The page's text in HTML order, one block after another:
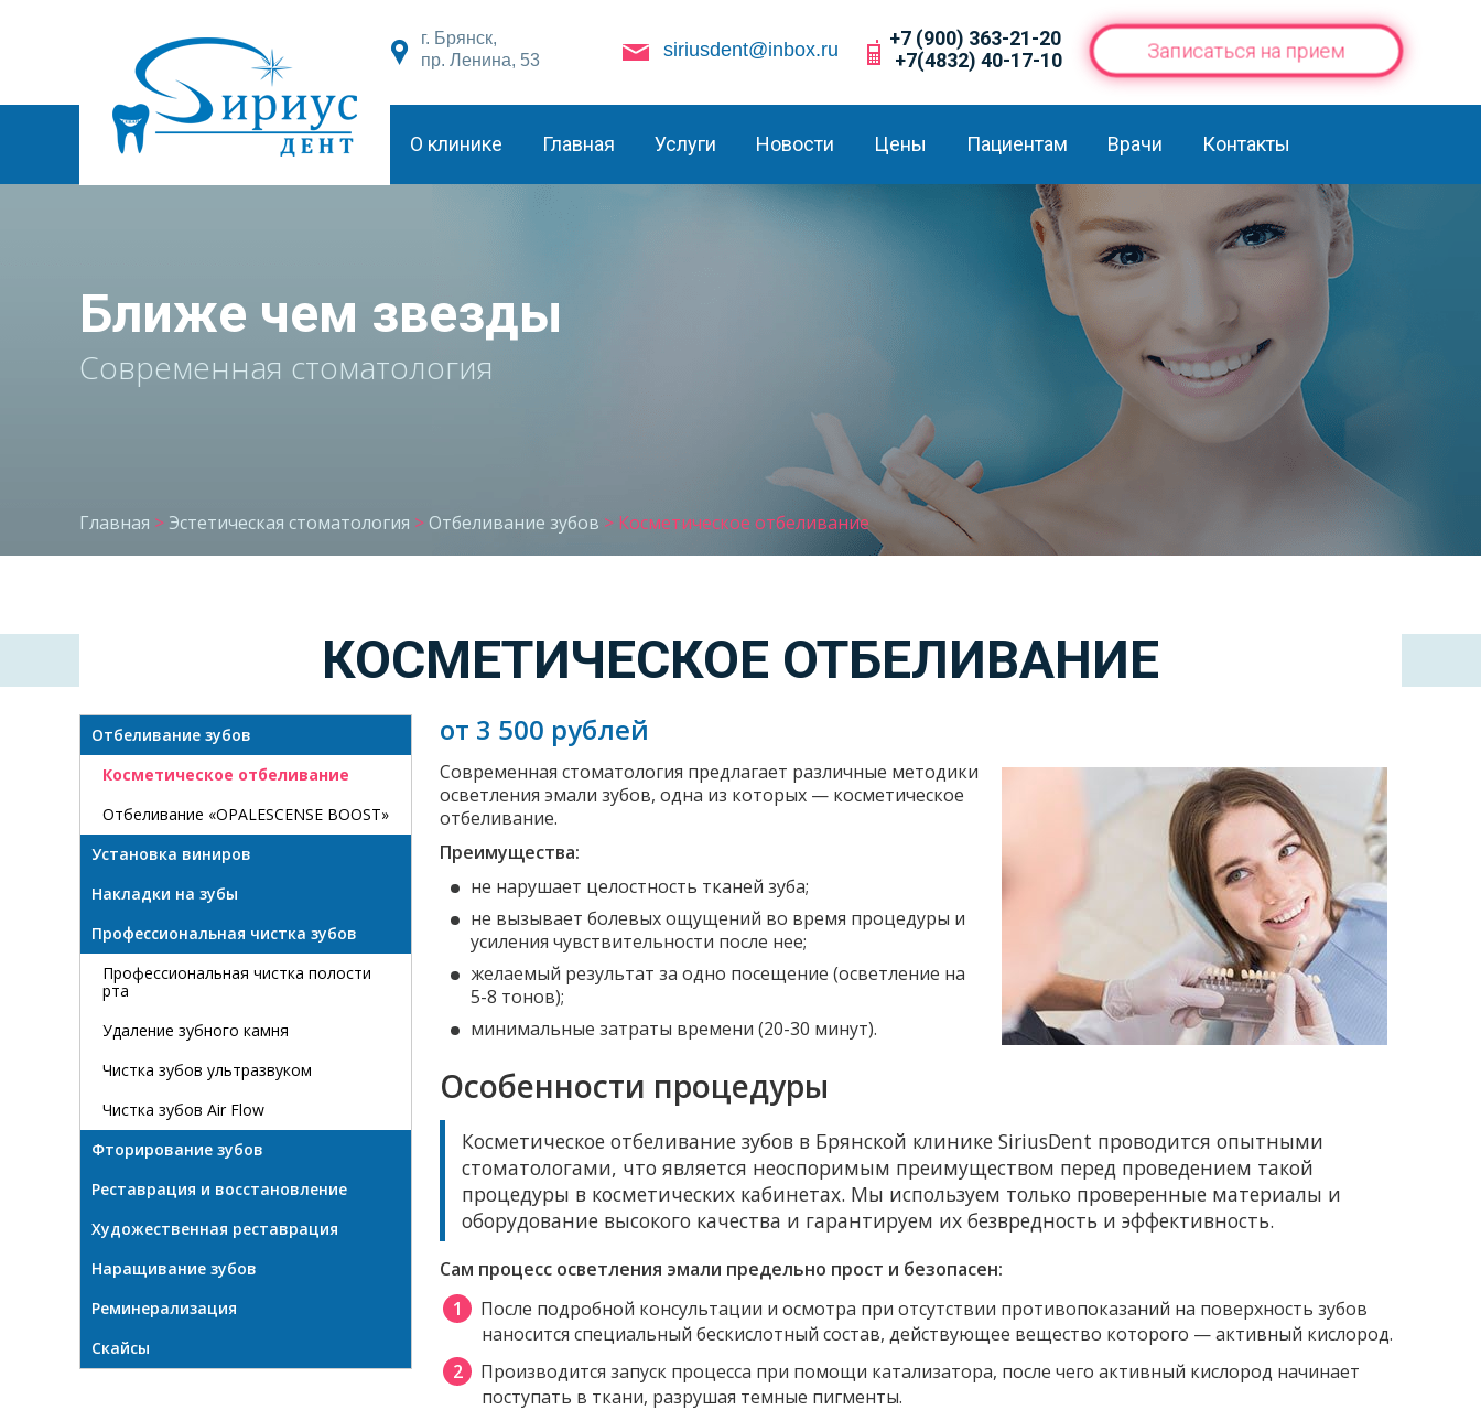
г. Брянск,
пр. Ленина, 53
siriusdent@inbox.ru
+7 (900) 363-21-20
+7(4832) 40-17-10
Записаться на прием
О клинике Главная Услуги Новости Цены Пациентам Врачи Контакты
Ближе чем звезды
Современная стоматология
Главная > Эстетическая стоматология > Отбеливание зубов > Косметическое отбеливание
КОСМЕТИЧЕСКОЕ ОТБЕЛИВАНИЕ
Отбеливание зубов
Косметическое отбеливание
Отбеливание «OPALESCENSE BOOST»
Установка виниров
Накладки на зубы
Профессиональная чистка зубов
Профессиональная чистка полости
рта
Удаление зубного камня
Чистка зубов ультразвуком
Чистка зубов Air Flow
Фторирование зубов
Реставрация и восстановление
Художественная реставрация
Наращивание зубов
Реминерализация
Скайсы
от 3 500 рублей
Современная стоматология предлагает различные методики
осветления эмали зубов, одна из которых — косметическое
отбеливание.
Преимущества:
не нарушает целостность тканей зуба;
не вызывает болевых ощущений во время процедуры и
усиления чувствительности после нее;
желаемый результат за одно посещение (осветление на
5-8 тонов);
минимальные затраты времени (20-30 минут).
Особенности процедуры
Косметическое отбеливание зубов в Брянской клинике SiriusDent проводится опытными
стоматологами, что является неоспоримым преимуществом перед проведением такой
процедуры в косметических кабинетах. Мы используем только проверенные материалы и
оборудование высокого качества и гарантируем их безвредность и эффективность.
Сам процесс осветления эмали предельно прост и безопасен:
После подробной консультации и осмотра при отсутствии противопоказаний на поверхность зубов
наносится специальный бескислотный состав, действующее вещество которого — активный кислород.
Производится запуск процесса при помощи катализатора, после чего активный кислород начинает
поступать в ткани, разрушая темные пигменты.